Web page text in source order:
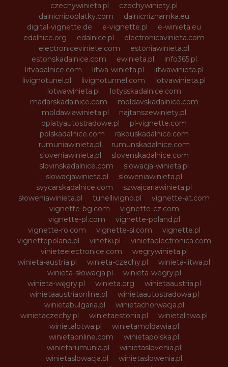
czechywinieta.pl
czechywiniety.pl
dalnicnipoplatky.com
dalnicniznamka.eu
digital-vignette.de
e-vignette.pl
e-winieta.eu
edalnice.org
edalnice.pl
electronicavinieta.com
electroniceviniete.com
estoniawinieta.pl
estonskadalnice.com
ewinieta.pl
info365.pl
litvadalnice.com
litwa-winieta.pl
litwawinieta.pl
livignotunel.pl
livignotunnel.com
lotvawinieta.pl
lotwawinieta.pl
lotysskadalnice.com
madarskadalnice.com
moldavskadalnice.com
moldawiawinieta.pl
najtanszewiniety.pl
oplatyautostradowe.pl
pl-vignette.com
polskadalnice.com
rakouskadalnice.com
rumuniawinieta.pl
rumunskadalnice.com
sloveniawinieta.pl
slovenskadalnice.com
slovinskadalnice.com
slowacja-winieta.pl
slowacjawinieta.pl
sloweniawinieta.pl
svycarskadalnice.com
szwajcariawinieta.pl
słoweniawinieta.pl
tunellivigno.pl
vignette-at.com
vignette-bg.com
vignette-cz.com
vignette-pl.com
vignette-poland.pl
vignette-ro.com
vignette-si.com
vignette.pl
vignettepoland.pl
vinetki.pl
vinietaelectronica.com
vinieteelectronice.com
wegrywinieta.pl
winieta-austria.pl
winieta-czechy.pl
winieta-litwa.pl
winieta-słowacja.pl
winieta-wegry.pl
winieta-węgry.pl
winieta.org
winietaaustria.pl
winietaaustriaonline.pl
winietaautostradowa.pl
winietabulgaria.pl
winietachorwacja.pl
winietaczechy.pl
winietaestonia.pl
winietalitwa.pl
winietalotwa.pl
winietamoldawia.pl
winietaonline.com
winietapolska.pl
winietarumunia.pl
winietaslovenia.pl
winietaslowacja.pl
winietaslowenia.pl